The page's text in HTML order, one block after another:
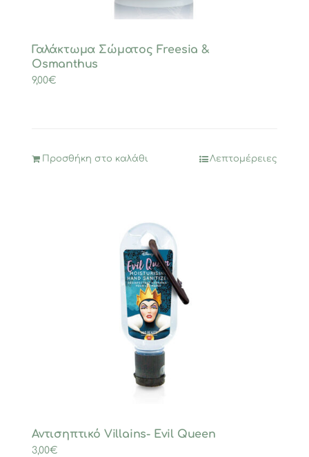
Γαλάκτωμα Σώματος Freesia &
Osmanthus
9,00€
Προσθήκη στο καλάθι Λεπτομέρειες
Αντισηπτικό Villains- Evil Queen
3,00€